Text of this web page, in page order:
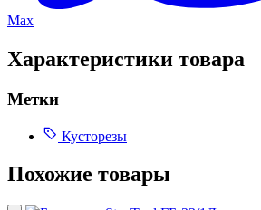
Max
Характеристики товара
Метки
Кусторезы
Похожие товары